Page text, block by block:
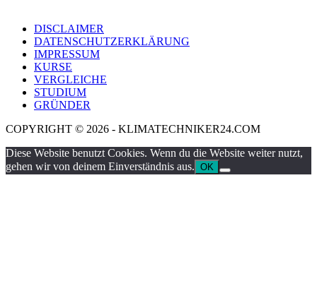
DISCLAIMER
DATENSCHUTZERKLÄRUNG
IMPRESSUM
KURSE
VERGLEICHE
STUDIUM
GRÜNDER
COPYRIGHT © 2026 - KLIMATECHNIKER24.COM
Diese Website benutzt Cookies. Wenn du die Website weiter nutzt,
gehen wir von deinem Einverständnis aus. OK